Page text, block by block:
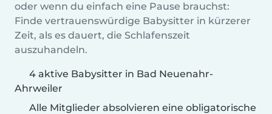
oder wenn du einfach eine Pause brauchst:
Finde vertrauenswürdige Babysitter in kürzerer
Zeit, als es dauert, die Schlafenszeit
auszuhandeln.
4 aktive Babysitter in Bad Neuenahr-
Ahrweiler
Alle Mitglieder absolvieren eine obligatorische